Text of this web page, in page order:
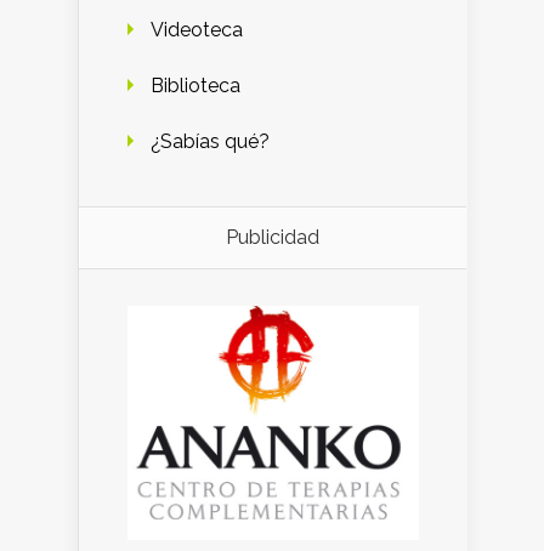
Videoteca
Biblioteca
¿Sabías qué?
Publicidad